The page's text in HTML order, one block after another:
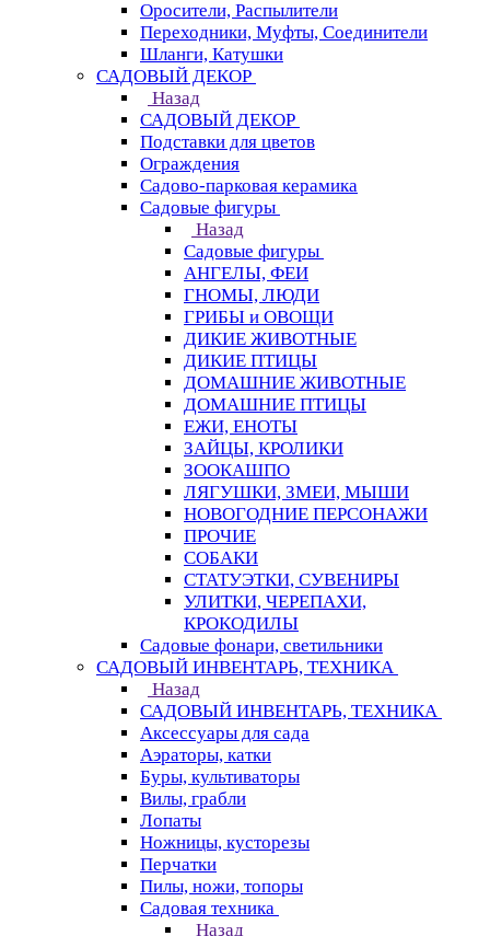
Оросители, Распылители
Переходники, Муфты, Соединители
Шланги, Катушки
САДОВЫЙ ДЕКОР
Назад
САДОВЫЙ ДЕКОР
Подставки для цветов
Ограждения
Садово-парковая керамика
Садовые фигуры
Назад
Садовые фигуры
АНГЕЛЫ, ФЕИ
ГНОМЫ, ЛЮДИ
ГРИБЫ и ОВОЩИ
ДИКИЕ ЖИВОТНЫЕ
ДИКИЕ ПТИЦЫ
ДОМАШНИЕ ЖИВОТНЫЕ
ДОМАШНИЕ ПТИЦЫ
ЕЖИ, ЕНОТЫ
ЗАЙЦЫ, КРОЛИКИ
ЗООКАШПО
ЛЯГУШКИ, ЗМЕИ, МЫШИ
НОВОГОДНИЕ ПЕРСОНАЖИ
ПРОЧИЕ
СОБАКИ
СТАТУЭТКИ, СУВЕНИРЫ
УЛИТКИ, ЧЕРЕПАХИ,
КРОКОДИЛЫ
Садовые фонари, светильники
САДОВЫЙ ИНВЕНТАРЬ, ТЕХНИКА
Назад
САДОВЫЙ ИНВЕНТАРЬ, ТЕХНИКА
Аксессуары для сада
Аэраторы, катки
Буры, культиваторы
Вилы, грабли
Лопаты
Ножницы, кусторезы
Перчатки
Пилы, ножи, топоры
Садовая техника
Назад